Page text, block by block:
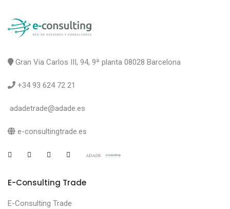
Gran Via Carlos III, 94, 9ª planta 08028 Barcelona
+34 93 624 72 21
adadetrade@adade.es
e-consultingtrade.es
E-Consulting Trade
E-Consulting Trade